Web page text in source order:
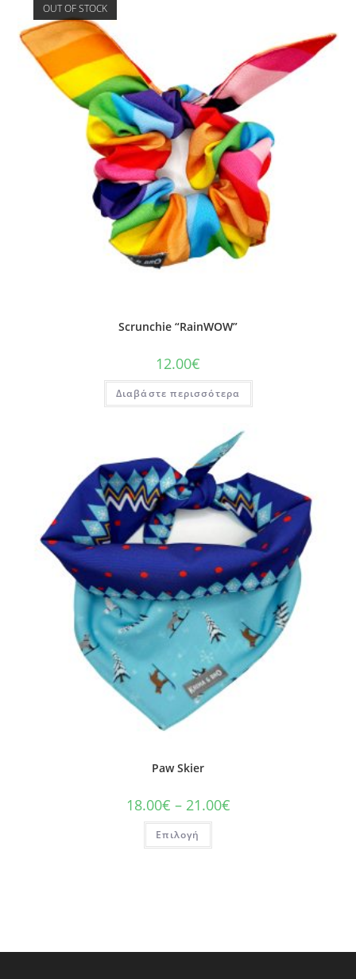
OUT OF STOCK
Scrunchie “RainWOW”
12.00€
Διαβάστε περισσότερα
Paw Skier
18.00€ – 21.00€
Επιλογή